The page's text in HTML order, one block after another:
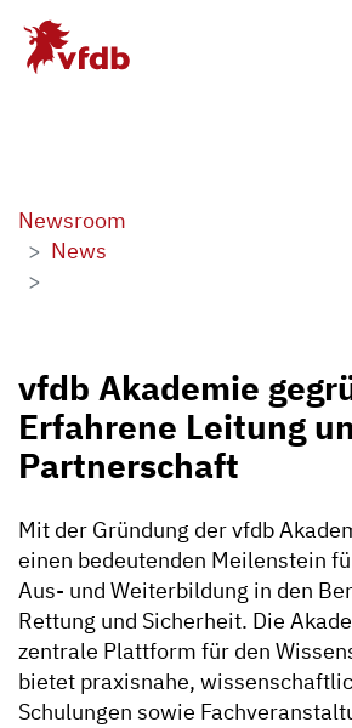
Skip to main content
Newsroom
News
vfdb Akademie
Erfahrene Leitung
Partnerschaft
Mit der Gründung der vfdb
einen bedeutenden Meilenstein
Aus- und Weiterbildung in den
Rettung und Sicherheit. Die
zentrale Plattform für den
bietet praxisnahe,
Schulungen sowie